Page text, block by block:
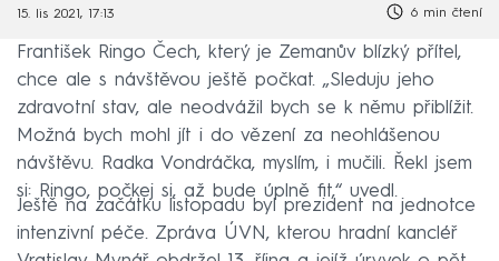
15. lis 2021, 17:13 6 min čtení
František Ringo Čech, který je Zemanův blízký přítel,
chce ale s návštěvou ještě počkat. „Sleduju jeho
zdravotní stav, ale neodvážil bych se k němu přiblížit.
Možná bych mohl jít i do vězení za neohlášenou
návštěvu. Radka Vondráčka, myslím, i mučili. Řekl jsem
si: Ringo, počkej si, až bude úplně fit,“ uvedl.
Ještě na začátku listopadu byl prezident na jednotce
intenzivní péče. Zpráva ÚVN, kterou hradní kancléř